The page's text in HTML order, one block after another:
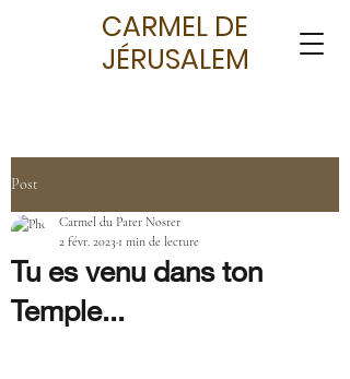
CARMEL DE
JÉRUSALEM
Post
Tu es venu dans ton
Temple...
Carmel du Pater Noster
2 févr. 2023 1 min de lecture